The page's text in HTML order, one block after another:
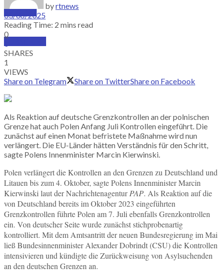
PRICING
SUBSCRIBE
byrtnews
03/08/2025
Reading Time: 2 mins read
0
SHARES
1
VIEWS
Share on Telegram
Share on TwitterShare on Facebook
Als Reaktion auf deutsche Grenzkontrollen an der polnischen
Grenze hat auch Polen Anfang Juli Kontrollen eingeführt. Die
zunächst auf einen Monat befristete Maßnahme wird nun
verlängert. Die EU-Länder hätten Verständnis für den Schritt,
sagte Polens Innenminister Marcin Kierwinski.
Polen verlängert die Kontrollen an den Grenzen zu Deutschland und
Litauen bis zum 4. Oktober, sagte Polens Innenminister Marcin
Kierwinski laut der NachrichtenagenturPAP. Als Reaktion auf die
von Deutschland bereits im Oktober 2023 eingeführten
Grenzkontrollen führte Polen am 7. Juli ebenfalls Grenzkontrollen
ein. Von deutscher Seite wurde zunächst stichprobenartig
kontrolliert. Mit dem Amtsantritt der neuen Bundesregierung im Mai
ließ Bundesinnenminister Alexander Dobrindt (CSU) die Kontrollen
intensivieren und kündigte die Zurückweisung von Asylsuchenden
an den deutschen Grenzen an.